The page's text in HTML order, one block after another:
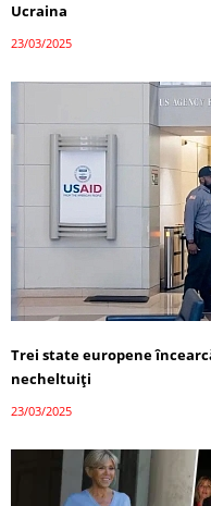
Ucraina
23/03/2025
Trei state europene
necheltuiți
23/03/2025